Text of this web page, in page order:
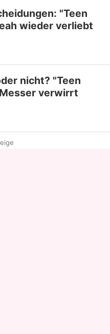
"Teen
wieder verliebt
nicht? "Teen
verwirrt